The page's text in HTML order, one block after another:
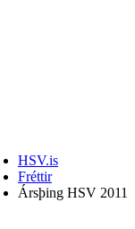
HSV.is
Fréttir
Ársþing HSV 2011